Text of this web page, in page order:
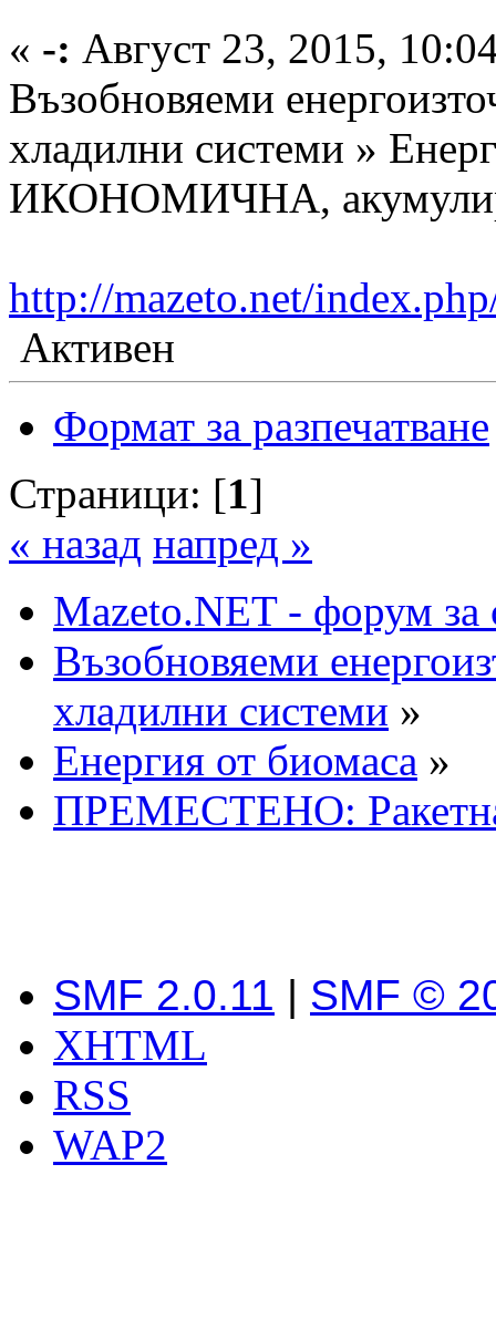
« -: Август 23, 2015,
Възобновяеми
хладилни системи »
ИКОНОМИЧНА,
http://mazeto.net/
Активен
Формат за разпечатване
Страници: [1]
« назад напред »
Mazeto.NET - форум за
Възобновяеми
хладилни системи »
Енергия от биомаса »
ПРЕМЕСТЕНО:
SMF 2.0.11 | SMF ©
XHTML
RSS
WAP2